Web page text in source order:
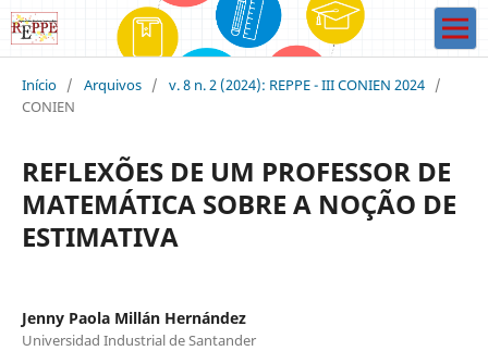
Início / Arquivos / v. 8 n. 2 (2024): REPPE - III CONIEN 2024 /
CONIEN
REFLEXÕES DE UM PROFESSOR DE
MATEMÁTICA SOBRE A NOÇÃO DE
ESTIMATIVA
Jenny Paola Millán Hernández
Universidad Industrial de Santander